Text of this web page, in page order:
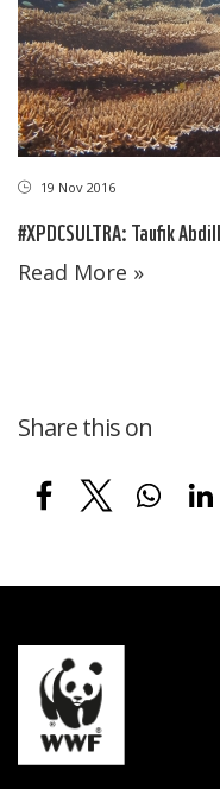
19 Nov 2016
#XPDCSULTRA: Taufik
Read More »
Share this on